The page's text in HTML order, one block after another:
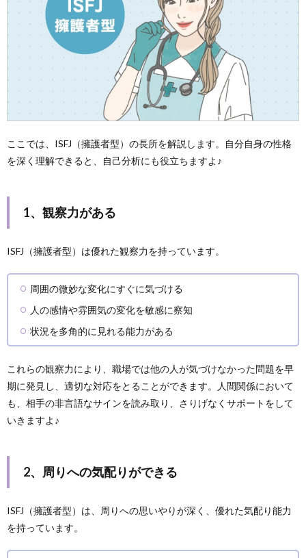
ここでは、ISFJ（擁護者型）の長所を解説します。自分自身の性格
を深く理解できると、自己分析にも役立ちますよ♪
1、観察力がある
ISFJ（擁護者型）は優れた観察力を持っています。
周囲の微妙な変化にすぐに気づける
人の感情や雰囲気の変化を敏感に察知
状況を多角的に見れる能力がある
これらの観察力により、職場では他の人が気づけなかった問題を早
期に発見し、適切な対応をとることができます。人間関係において
も、相手の非言語なサインを読み取り、さりげなくサポートをして
いきますよ♪
2、周りへの気配りができる
ISFJ（擁護者型）は、周りへの思いやりが深く、優れた気配り能力
を持っています。